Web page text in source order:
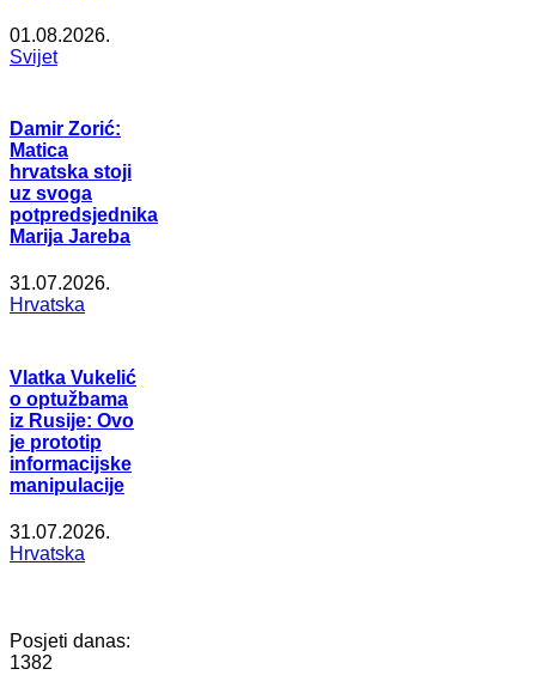
01.08.2026.
Svijet
Damir Zorić:
Matica
hrvatska stoji
uz svoga
potpredsjednika
Marija Jareba
31.07.2026.
Hrvatska
Vlatka Vukelić
o optužbama
iz Rusije: Ovo
je prototip
informacijske
manipulacije
31.07.2026.
Hrvatska
Posjeti danas:
1382